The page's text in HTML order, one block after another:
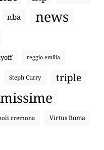
nba news
reggio emilia
Steph Curry triple
cremona Virtus Roma